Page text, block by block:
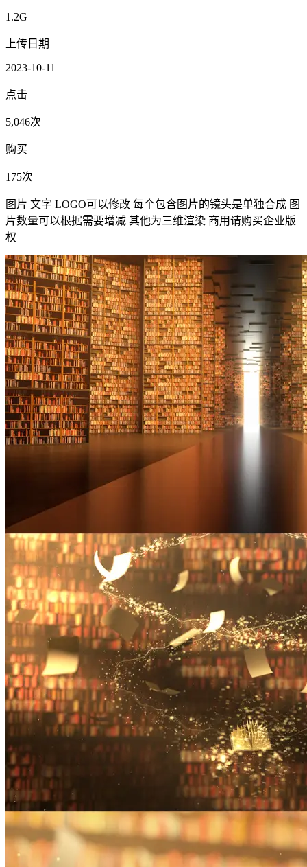
1.2G
上传日期
2023-10-11
点击
5,046次
购买
175次
图片 文字 LOGO可以修改 每个包含图片的镜头是单独合成 图
片数量可以根据需要增减 其他为三维渲染 商用请购买企业版
权